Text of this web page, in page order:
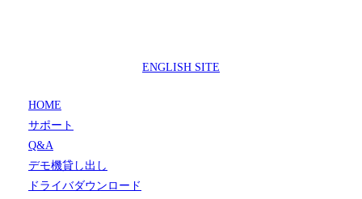
ENGLISH SITE
HOME
サポート
Q&A
デモ機貸し出し
ドライバダウンロード